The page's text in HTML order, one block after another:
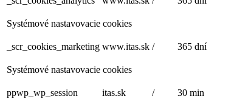
Systémové nastavovacie cookies
_scr_cookies_marketing www.itas.sk / 365 dní
Systémové nastavovacie cookies
ppwp_wp_session itas.sk / 30 min